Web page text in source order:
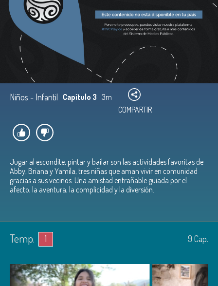
Niños - Infantil Capítulo 3 3m
COMPARTIR
Jugar al escondite, pintar y bailar son las actividades favoritas de
Abby, Briana y Yamila, tres niñas que aman vivir en comunidad
gracias a sus vecinos. Una amistad entrañable guiada por el
afecto, la aventura, la complicidad y la diversión.
Temp. 1 9 Cap.